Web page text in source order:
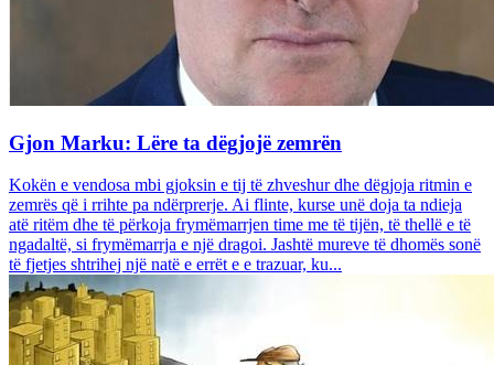
Gjon Marku: Lëre ta dëgjojë zemrën
Kokën e vendosa mbi gjoksin e tij të zhveshur dhe dëgjoja ritmin e
zemrës që i rrihte pa ndërprerje. Ai flinte, kurse unë doja ta ndieja
atë ritëm dhe të përkoja frymëmarrjen time me të tijën, të thellë e të
ngadaltë, si frymëmarrja e një dragoi. Jashtë mureve të dhomës sonë
të fjetjes shtrihej një natë e errët e e trazuar, ku...